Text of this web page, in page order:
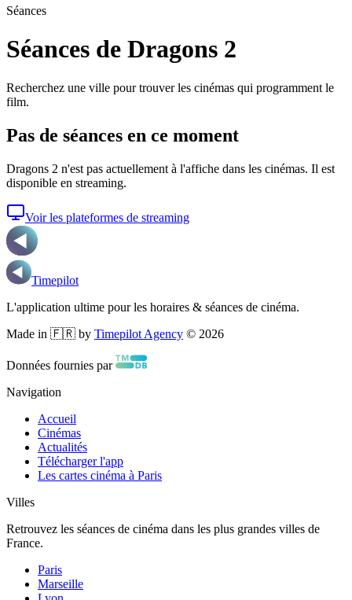
Séances
Séances de Dragons 2
Recherchez une ville pour trouver les cinémas qui programment le
film.
Pas de séances en ce moment
Dragons 2 n'est pas actuellement à l'affiche dans les cinémas. Il est
disponible en streaming.
Voir les plateformes de streaming
Timepilot
L'application ultime pour les horaires & séances de cinéma.
Made in 🇫🇷 by Timepilot Agency © 2026
Données fournies par
Navigation
Accueil
Cinémas
Actualités
Télécharger l'app
Les cartes cinéma à Paris
Villes
Retrouvez les séances de cinéma dans les plus grandes villes de
France.
Paris
Marseille